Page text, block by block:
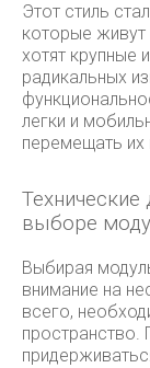
Этот стиль
которые живут
хотят крупные
радикальных
легки и
перемещать их
Технические
выборе
Выбирая
внимание на
всего,
пространство.